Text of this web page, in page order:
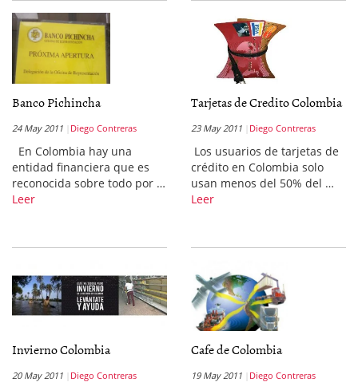
Banco Pichincha
24 May 2011 Diego Contreras
En Colombia hay una
entidad financiera que es
reconocida sobre todo por …
Leer
Tarjetas de Credito Colombia
23 May 2011 Diego Contreras
Los usuarios de tarjetas de
crédito en Colombia solo
usan menos del 50% del …
Leer
Invierno Colombia
20 May 2011 Diego Contreras
Cafe de Colombia
19 May 2011 Diego Contreras